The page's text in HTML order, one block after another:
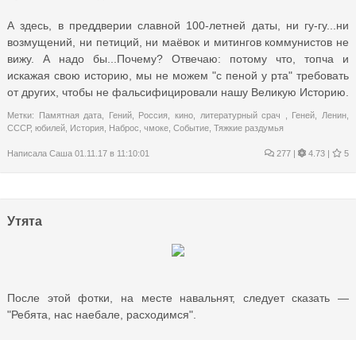
А здесь, в преддверии славной 100-летней даты, ни гу-гу...ни
возмущений, ни петиций, ни маёвок и митингов коммунистов не
вижу. А надо бы...Почему? Отвечаю: потому что, топча и
искажая свою историю, мы не можем "с пеной у рта" требовать
от других, чтобы не фальсифицировали нашу Великую Историю.
Метки: Памятная дата Гений, Россия ,кино литературный срач Геней Ленин
СССР, юбилей История Наброс чмоке Событие Тяжкие раздумья
Написала Саша 01.11.17 в 11:10:01 277 | 4.73 | 5
Утята
После этой фотки, на месте навальнят, следует сказать —
"Ребята, нас наебале, расходимся".